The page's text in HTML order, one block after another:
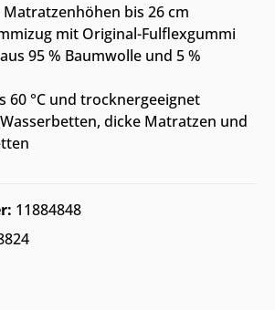
bis 26 cm
mit Original-Fulflexgummi
95 % Baumwolle und 5 %
60 °C und trocknergeeignet
dicke Matratzen und
11884848